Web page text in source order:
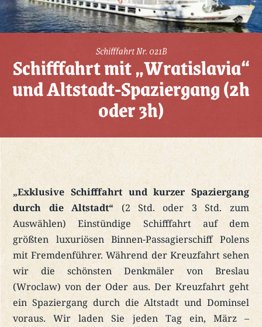
Schifffahrt Nr. 021B
Schifffahrt mit „Wratislavia“
und Altstadt-Spaziergang (2h
oder 3h)
„Exklusive Schifffahrt und kurzer Spaziergang
durch die Altstadt“ (2 Std. oder 3 Std. zum
Auswählen) Einstündige Schifffahrt auf dem
größten luxuriösen Binnen-Passagierschiff Polens
mit Fremdenführer. Während der Kreuzfahrt sehen
wir die schönsten Denkmäler von Breslau
(Wroclaw) von der Oder aus. Der Kreuzfahrt geht
ein Spaziergang durch die Altstadt und Dominsel
voraus. Wir laden Sie jeden Tag ein, März –